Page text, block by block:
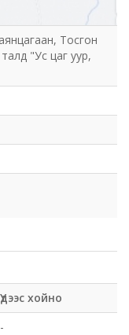
Тосгон
"Ус цаг уур,
Үдээс хойно
-